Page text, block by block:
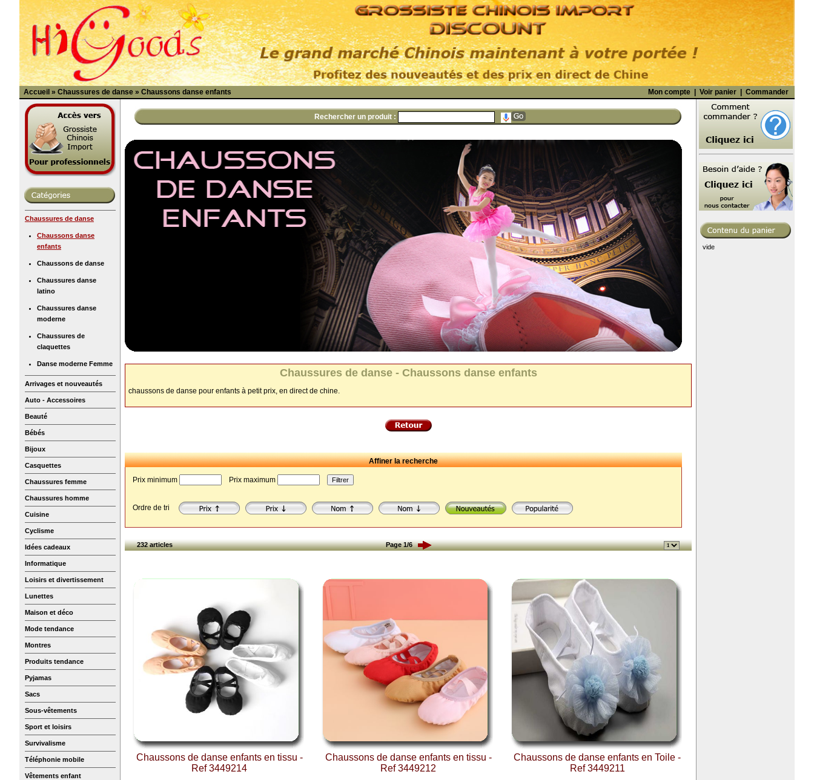
Accueil » Chaussures de danse » Chaussons danse enfants Mon compte | Voir panier | Commander
Chaussures de danse
Chaussons danse
enfants
Chaussons de danse
Chaussures danse
latino
Chaussures danse
moderne
Chaussures de
claquettes
Danse moderne Femme
Arrivages et nouveautés
Auto - Accessoires
Beauté
Bébés
Bijoux
Casquettes
Chaussures femme
Chaussures homme
Cuisine
Cyclisme
Idées cadeaux
Informatique
Loisirs et divertissement
Lunettes
Maison et déco
Mode tendance
Montres
Produits tendance
Pyjamas
Sacs
Sous-vêtements
Sport et loisirs
Survivalisme
Téléphonie mobile
Vêtements enfant
Rechercher un produit :
Chaussures de danse - Chaussons danse enfants
chaussons de danse pour enfants à petit prix, en direct de chine.
Affiner la recherche
Prix minimum  Prix maximum
Ordre de tri
232 articles Page 1/6
Chaussons de danse enfants en tissu -
Ref 3449214
Chaussons de danse enfants en tissu -
Ref 3449212
Chaussons de danse enfants en Toile -
Ref 3449211
vide